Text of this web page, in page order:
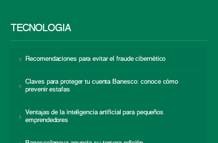
TECNOLOGÍA
Recomendaciones para evitar el fraude cibernético
Claves para proteger tu cuenta Banesco: conoce cómo
prevenir estafas
Ventajas de la inteligencia artificial para pequeños
emprendedores